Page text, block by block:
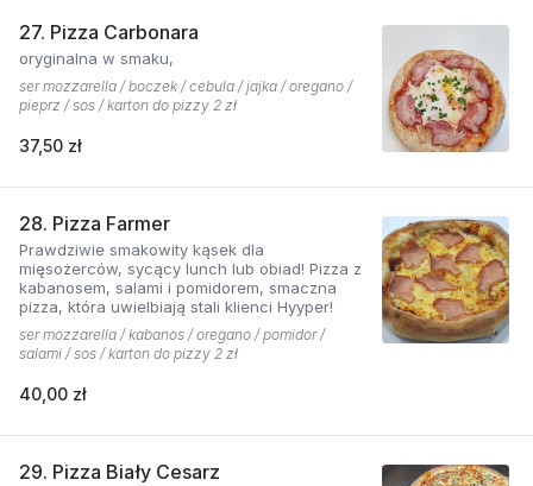
27. Pizza Carbonara
oryginalna w smaku,
ser mozzarella / boczek / cebula / jajka / oregano /
pieprz / sos / karton do pizzy 2 zł
37,50 zł
28. Pizza Farmer
Prawdziwie smakowity kąsek dla
mięsożerców, sycący lunch lub obiad! Pizza z
kabanosem, salami i pomidorem, smaczna
pizza, która uwielbiają stali klienci Hyyper!
ser mozzarella / kabanos / oregano / pomidor /
salami / sos / karton do pizzy 2 zł
40,00 zł
29. Pizza Biały Cesarz